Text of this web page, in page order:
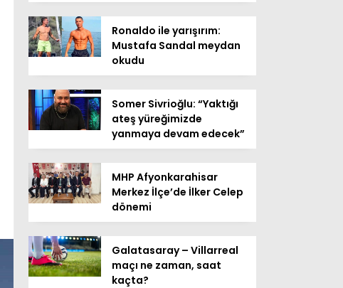
Ronaldo ile yarışırım:
Mustafa Sandal meydan
okudu
Somer Sivrioğlu: “Yaktığı
ateş yüreğimizde
yanmaya devam edecek”
MHP Afyonkarahisar
Merkez İlçe’de İlker Celep
dönemi
Galatasaray – Villarreal
maçı ne zaman, saat
kaçta?